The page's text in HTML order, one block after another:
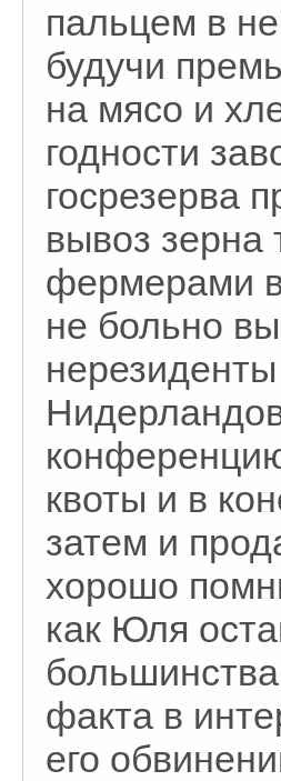
пальцем в
будучи
на мясо и
годности
госрезерва
вывоз зерна
фермерами
не больно
квоты и в
затем и
хорошо
как Юля
факта в
его